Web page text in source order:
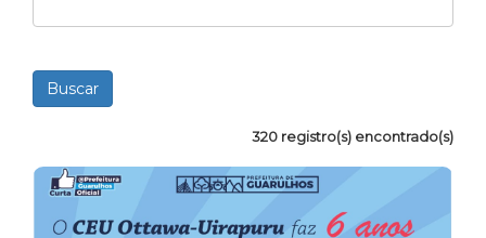
320 registro(s) encontrado(s)